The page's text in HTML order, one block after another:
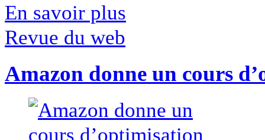
En savoir plus
Revue du web
Amazon donne un cours